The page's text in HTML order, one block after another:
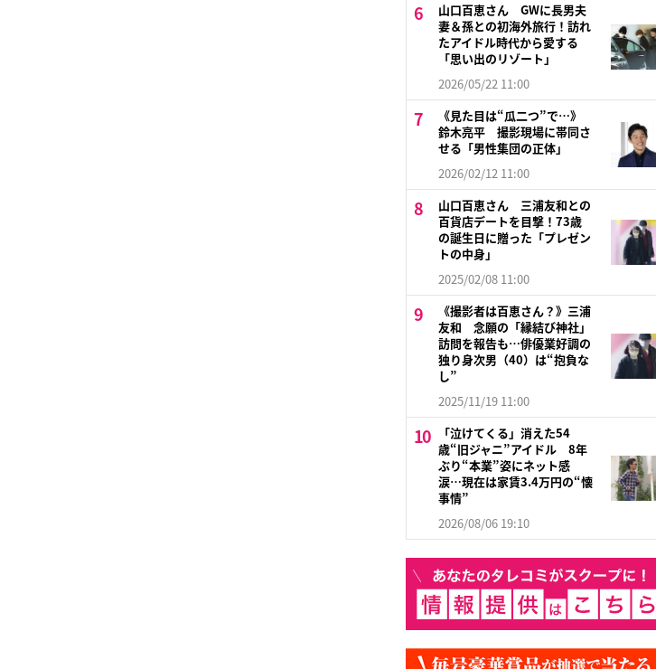
山口百恵さん GWに長男夫
妻＆孫との初海外旅行！訪れ
たアイドル時代から愛する
「思い出のリゾート」
2026/05/22 11:00
《見た目は“瓜二つ”で…》
鈴木亮平 撮影現場に帯同さ
せる「男性集団の正体」
2026/02/12 11:00
山口百恵さん 三浦友和との
百貨店デートを目撃！73歳
の誕生日に贈った「プレゼン
トの中身」
2025/02/08 11:00
《撮影者は百恵さん？》三浦
友和 念願の「縁結び神社」
訪問を報告も…俳優業好調の
独り身次男（40）は“抱負な
し”
2025/11/19 11:00
「泣けてくる」消えた54
歳“旧ジャニ”アイドル 8年
ぶり“本業”姿にネット感
涙…現在は家賃3.4万円の“懐
事情”
2026/08/06 19:10